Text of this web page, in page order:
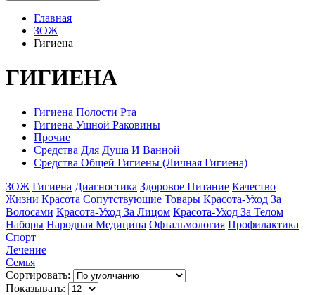
Главная
ЗОЖ
Гигиена
ГИГИЕНА
Гигиена Полости Рта
Гигиена Ушной Раковины
Прочие
Средства Для Душа И Ванной
Средства Общей Гигиены (Личная Гигиена)
ЗОЖ Гигиена Диагностика Здоровое Питание Качество
Жизни Красота Сопутствующие Товары Красота-Уход За
Волосами Красота-Уход За Лицом Красота-Уход За Телом
Наборы Народная Медицина Офтальмология Профилактика
Спорт
Лечение
Семья
Сортировать:
Показывать: